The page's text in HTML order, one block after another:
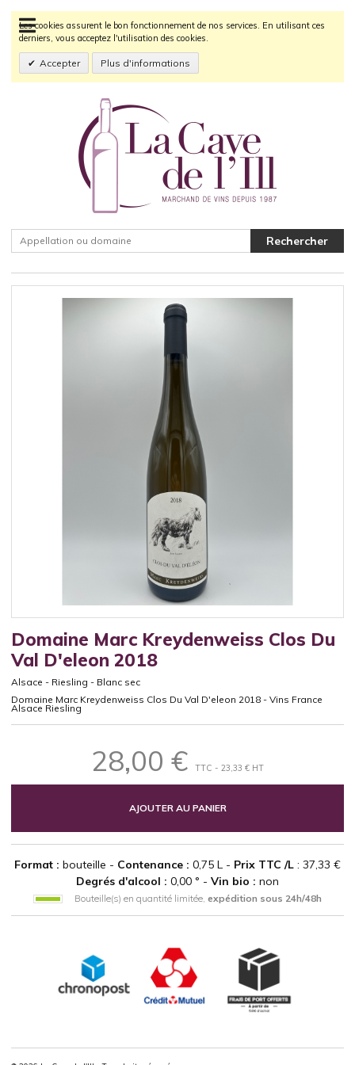
Les cookies assurent le bon fonctionnement de nos services. En utilisant ces
derniers, vous acceptez l'utilisation des cookies.
Accepter Plus d'informations
Domaine Marc Kreydenweiss Clos Du
Val D'eleon 2018
Alsace - Riesling - Blanc sec
Domaine Marc Kreydenweiss Clos Du Val D'eleon 2018 - Vins France
Alsace Riesling
28,00 € TTC - 23,33 € HT
AJOUTER AU PANIER
Format : bouteille - Contenance : 0,75 L - Prix TTC /L : 37,33 €
Degrés d'alcool : 0,00 ° - Vin bio : non
Bouteille(s) en quantité limitée, expédition sous 24h/48h